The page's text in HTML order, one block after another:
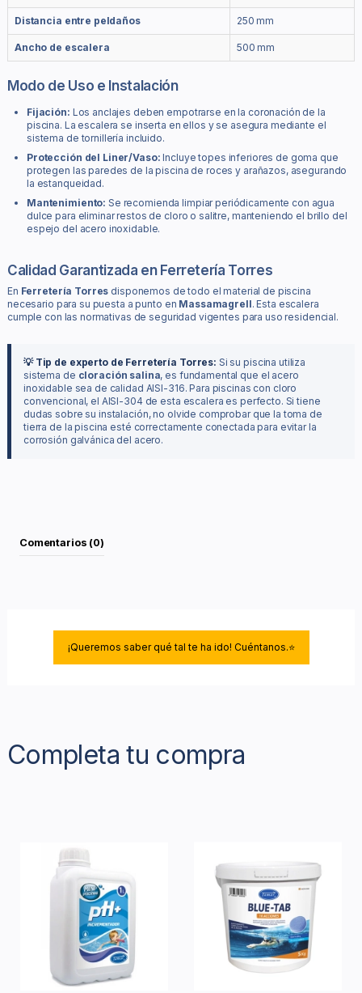
Distancia entre peldaños 250 mm
Ancho de escalera 500 mm
Modo de Uso e Instalación
Fijación: Los anclajes deben empotrarse en la coronación de la
piscina. La escalera se inserta en ellos y se asegura mediante el
sistema de tornillería incluido.
Protección del Liner/Vaso: Incluye topes inferiores de goma que
protegen las paredes de la piscina de roces y arañazos, asegurando
la estanqueidad.
Mantenimiento: Se recomienda limpiar periódicamente con agua
dulce para eliminar restos de cloro o salitre, manteniendo el brillo del
espejo del acero inoxidable.
Calidad Garantizada en Ferretería Torres
En Ferretería Torres disponemos de todo el material de piscina
necesario para su puesta a punto en Massamagrell. Esta escalera
cumple con las normativas de seguridad vigentes para uso residencial.
💡 Tip de experto de Ferretería Torres: Si su piscina utiliza
sistema de cloración salina, es fundamental que el acero
inoxidable sea de calidad AISI-316. Para piscinas con cloro
convencional, el AISI-304 de esta escalera es perfecto. Si tiene
dudas sobre su instalación, no olvide comprobar que la toma de
tierra de la piscina esté correctamente conectada para evitar la
corrosión galvánica del acero.
Comentarios (0)
¡Queremos saber qué tal te ha ido! Cuéntanos.⭐
Completa tu compra